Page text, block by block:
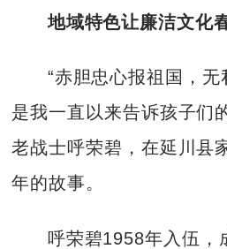
地域特色让廉洁文化
“赤胆忠心报祖国，
是我一直以来告诉孩子们
老战士呼荣碧，在延川县
年的故事。
呼荣碧1958年入伍，